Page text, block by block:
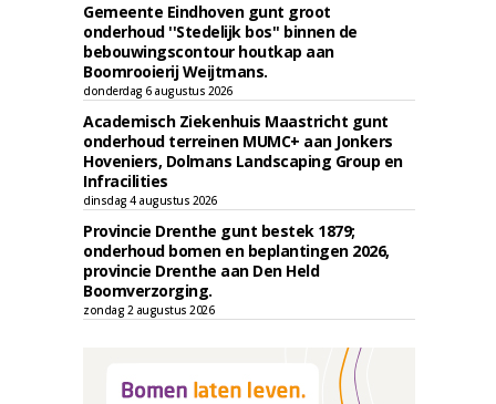
Gemeente Eindhoven gunt groot
onderhoud ''Stedelijk bos'' binnen de
bebouwingscontour houtkap aan
Boomrooierij Weijtmans.
donderdag 6 augustus 2026
Academisch Ziekenhuis Maastricht gunt
onderhoud terreinen MUMC+ aan Jonkers
Hoveniers, Dolmans Landscaping Group en
Infracilities
dinsdag 4 augustus 2026
Provincie Drenthe gunt bestek 1879;
onderhoud bomen en beplantingen 2026,
provincie Drenthe aan Den Held
Boomverzorging.
zondag 2 augustus 2026